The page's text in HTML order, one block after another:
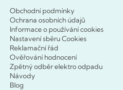
Obchodní podmínky
Ochrana osobních údajů
Informace o používání cookies
Nastavení sběru Cookies
Reklamační řád
Ověřování hodnocení
Zpětný odběr elektro odpadu
Návody
Blog